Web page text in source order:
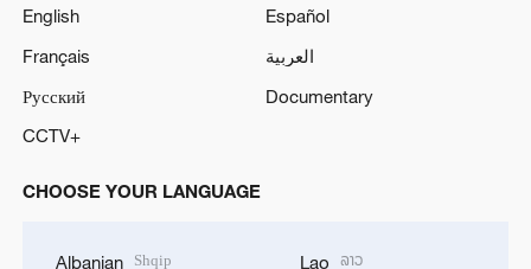
English
Español
Français
العربية
Русский
Documentary
CCTV+
CHOOSE YOUR LANGUAGE
Albanian Shqip Lao ລາວ